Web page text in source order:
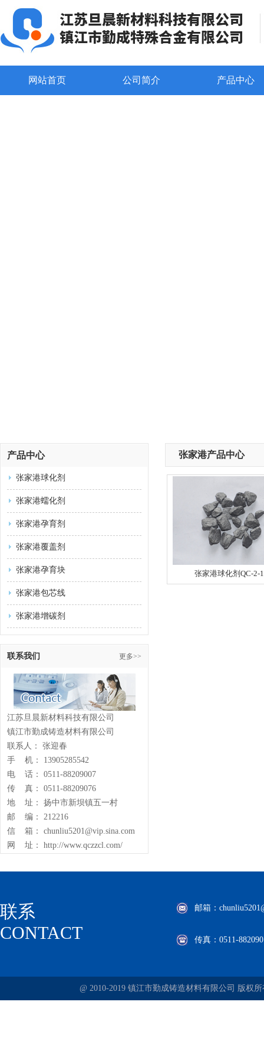
网站首页 公司简介 产品中心
产品中心
张家港球化剂
张家港蠕化剂
张家港孕育剂
张家港覆盖剂
张家港孕育块
张家港包芯线
张家港增碳剂
联系我们 更多>>
江苏旦晨新材料科技有限公司
镇江市勤成铸造材料有限公司
联系人： 张迎春
手 机： 13905285542
电 话： 0511-88209007
传 真： 0511-88209076
地 址： 扬中市新坝镇五一村
邮 编： 212216
信 箱： chunliu5201@vip.sina.com
网 址： http://www.qczzcl.com/
张家港产品中心
张家港球化剂QC-2-
联系
CONTACT
邮箱：
传真：0511-
@ 2010-2019 镇江市勤成铸造材料有限公司 版权